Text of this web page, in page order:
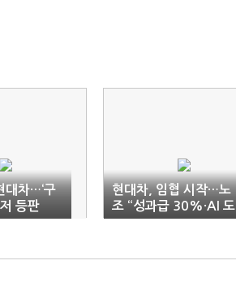
대차…‘구
등판
현대차, 임협 시작…노
조 “성과급 30%·AI 도
입 고용 보장”